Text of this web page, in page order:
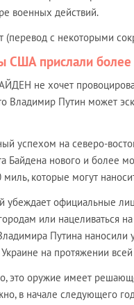
военных действий.
(перевод с некоторыми
США прислали
не хочет
Владимир Путин может
успехом на северо-
Байдена нового и более
миль, которые могут
убеждает официальные
или нацеливаться
Путина
на протяжении
это оружие имеет
в начале следующего